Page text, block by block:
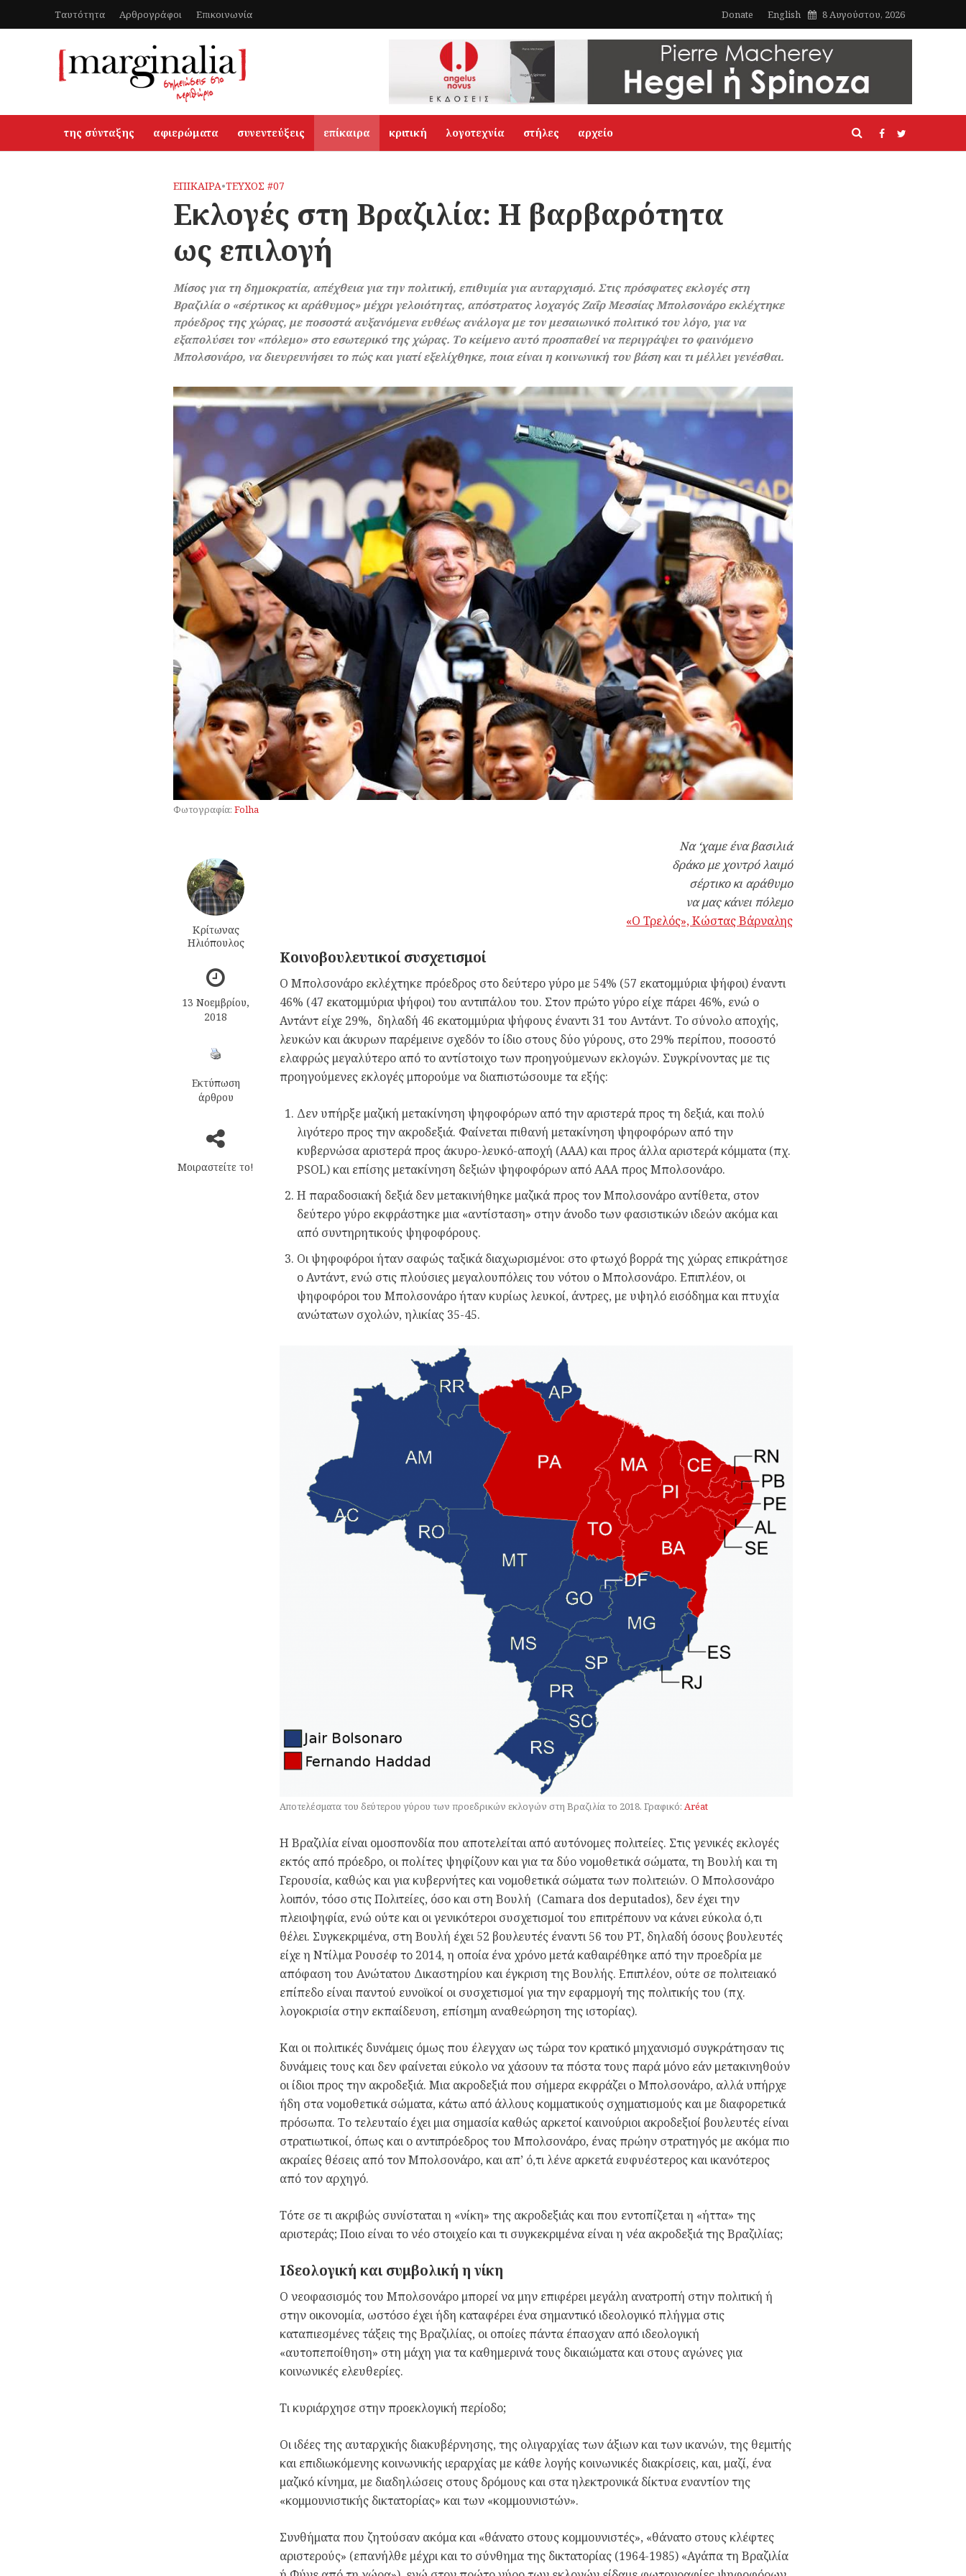
Ταυτότητα Αρθρογράφοι Επικοινωνία Donate English 8 Αυγούστου, 2026
της σύνταξης αφιερώματα συνεντεύξεις επίκαιρα κριτική λογοτεχνία στήλες αρχείο
ΕΠΙΚΑΙΡΑ•ΤΕΥΧΟΣ #07
Εκλογές στη Βραζιλία: H βαρβαρότητα
ως επιλογή
Μίσος για τη δημοκρατία, απέχθεια για την πολιτική, επιθυμία για αυταρχισμό. Στις πρόσφατες εκλογές στη
Βραζιλία ο «σέρτικος κι αράθυμος» μέχρι γελοιότητας, απόστρατος λοχαγός Ζαΐρ Μεσσίας Μπολσονάρο εκλέχτηκε
πρόεδρος της χώρας, με ποσοστά αυξανόμενα ευθέως ανάλογα με τον μεσαιωνικό πολιτικό του λόγο, για να
εξαπολύσει τον «πόλεμο» στο εσωτερικό της χώρας. Το κείμενο αυτό προσπαθεί να περιγράψει το φαινόμενο
Μπολσονάρο, να διευρευνήσει το πώς και γιατί εξελίχθηκε, ποια είναι η κοινωνική του βάση και τι μέλλει γενέσθαι.
Φωτογραφία: Folha
Κρίτωνας
Ηλιόπουλος
13 Νοεμβρίου,
2018
Εκτύπωση
άρθρου
Μοιραστείτε το!
Να ‘χαμε ένα βασιλιά
δράκο με χοντρό λαιμό
σέρτικο κι αράθυμο
να μας κάνει πόλεμο
«Ο Τρελός», Κώστας Βάρναλης
Κοινοβουλευτικοί συσχετισμοί
Ο Μπολσονάρο εκλέχτηκε πρόεδρος στο δεύτερο γύρο με 54% (57 εκατομμύρια ψήφοι) έναντι
46% (47 εκατομμύρια ψήφοι) του αντιπάλου του. Στον πρώτο γύρο είχε πάρει 46%, ενώ ο
Αντάντ είχε 29%, δηλαδή 46 εκατομμύρια ψήφους έναντι 31 του Αντάντ. Το σύνολο αποχής,
λευκών και άκυρων παρέμεινε σχεδόν το ίδιο στους δύο γύρους, στο 29% περίπου, ποσοστό
ελαφρώς μεγαλύτερο από το αντίστοιχο των προηγούμενων εκλογών. Συγκρίνοντας με τις
προηγούμενες εκλογές μπορούμε να διαπιστώσουμε τα εξής:
Δεν υπήρξε μαζική μετακίνηση ψηφοφόρων από την αριστερά προς τη δεξιά, και πολύ
λιγότερο προς την ακροδεξιά. Φαίνεται πιθανή μετακίνηση ψηφοφόρων από την
κυβερνώσα αριστερά προς άκυρο-λευκό-αποχή (ΑΑΑ) και προς άλλα αριστερά κόμματα (πχ.
PSOL) και επίσης μετακίνηση δεξιών ψηφοφόρων από ΑΑΑ προς Μπολσονάρο.
Η παραδοσιακή δεξιά δεν μετακινήθηκε μαζικά προς τον Μπολσονάρο αντίθετα, στον
δεύτερο γύρο εκφράστηκε μια «αντίσταση» στην άνοδο των φασιστικών ιδεών ακόμα και
από συντηρητικούς ψηφοφόρους.
Οι ψηφοφόροι ήταν σαφώς ταξικά διαχωρισμένοι: στο φτωχό βορρά της χώρας επικράτησε
ο Αντάντ, ενώ στις πλούσιες μεγαλουπόλεις του νότου ο Μπολσονάρο. Επιπλέον, οι
ψηφοφόροι του Μπολσονάρο ήταν κυρίως λευκοί, άντρες, με υψηλό εισόδημα και πτυχία
ανώτατων σχολών, ηλικίας 35-45.
Αποτελέσματα του δεύτερου γύρου των προεδρικών εκλογών στη Βραζιλία το 2018. Γραφικό:Aréat
Η Βραζιλία είναι ομοσπονδία που αποτελείται από αυτόνομες πολιτείες. Στις γενικές εκλογές
εκτός από πρόεδρο, οι πολίτες ψηφίζουν και για τα δύο νομοθετικά σώματα, τη Βουλή και τη
Γερουσία, καθώς και για κυβερνήτες και νομοθετικά σώματα των πολιτειών. Ο Μπολσονάρο
λοιπόν, τόσο στις Πολιτείες, όσο και στη Βουλή (Camara dos deputados), δεν έχει την
πλειοψηφία, ενώ ούτε και οι γενικότεροι συσχετισμοί του επιτρέπουν να κάνει εύκολα ό,τι
θέλει. Συγκεκριμένα, στη Βουλή έχει 52 βουλευτές έναντι 56 του ΡΤ, δηλαδή όσους βουλευτές
είχε η Ντίλμα Ρουσέφ το 2014, η οποία ένα χρόνο μετά καθαιρέθηκε από την προεδρία με
απόφαση του Ανώτατου Δικαστηρίου και έγκριση της Βουλής. Επιπλέον, ούτε σε πολιτειακό
επίπεδο είναι παντού ευνοϊκοί οι συσχετισμοί για την εφαρμογή της πολιτικής του (πχ.
λογοκρισία στην εκπαίδευση, επίσημη αναθεώρηση της ιστορίας).
Και οι πολιτικές δυνάμεις όμως που έλεγχαν ως τώρα τον κρατικό μηχανισμό συγκράτησαν τις
δυνάμεις τους και δεν φαίνεται εύκολο να χάσουν τα πόστα τους παρά μόνο εάν μετακινηθούν
οι ίδιοι προς την ακροδεξιά. Μια ακροδεξιά που σήμερα εκφράζει ο Μπολσονάρο, αλλά υπήρχε
ήδη στα νομοθετικά σώματα, κάτω από άλλους κομματικούς σχηματισμούς και με διαφορετικά
πρόσωπα. Το τελευταίο έχει μια σημασία καθώς αρκετοί καινούριοι ακροδεξιοί βουλευτές είναι
στρατιωτικοί, όπως και ο αντιπρόεδρος του Μπολσονάρο, ένας πρώην στρατηγός με ακόμα πιο
ακραίες θέσεις από τον Μπολσονάρο, και απ’ ό,τι λένε αρκετά ευφυέστερος και ικανότερος
από τον αρχηγό.
Τότε σε τι ακριβώς συνίσταται η «νίκη» της ακροδεξιάς και που εντοπίζεται η «ήττα» της
αριστεράς; Ποιο είναι το νέο στοιχείο και τι συγκεκριμένα είναι η νέα ακροδεξιά της Βραζιλίας;
Ιδεολογική και συμβολική η νίκη
Ο νεοφασισμός του Μπολσονάρο μπορεί να μην επιφέρει μεγάλη ανατροπή στην πολιτική ή
στην οικονομία, ωστόσο έχει ήδη καταφέρει ένα σημαντικό ιδεολογικό πλήγμα στις
καταπιεσμένες τάξεις της Βραζιλίας, οι οποίες πάντα έπασχαν από ιδεολογική
«αυτοπεποίθηση» στη μάχη για τα καθημερινά τους δικαιώματα και στους αγώνες για
κοινωνικές ελευθερίες.
Τι κυριάρχησε στην προεκλογική περίοδο;
Οι ιδέες της αυταρχικής διακυβέρνησης, της ολιγαρχίας των άξιων και των ικανών, της θεμιτής
και επιδιωκόμενης κοινωνικής ιεραρχίας με κάθε λογής κοινωνικές διακρίσεις, και, μαζί, ένα
μαζικό κίνημα, με διαδηλώσεις στους δρόμους και στα ηλεκτρονικά δίκτυα εναντίον της
«κομμουνιστικής δικτατορίας» και των «κομμουνιστών».
Συνθήματα που ζητούσαν ακόμα και «θάνατο στους κομμουνιστές», «θάνατο στους κλέφτες
αριστερούς» (επανήλθε μέχρι και το σύνθημα της δικτατορίας (1964-1985) «Αγάπα τη Βραζιλία